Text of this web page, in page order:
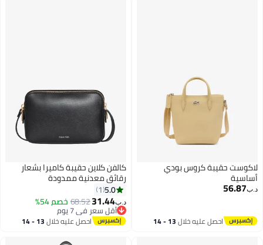
لاكوست حقيبة كروس بودي
أساسية
د.ب‏56.87
احصل عليه خلال 13 - 14
كالفن كلاين حقيبة كاميرا بشعار
رقائق معدنية ممدودة
5.0
1
د.ب‏31.44
68.52خصم 54%
أقل سعر في 7 يوم
أقل سعر في 7 يوماحصل عليه خلال 13 - 14